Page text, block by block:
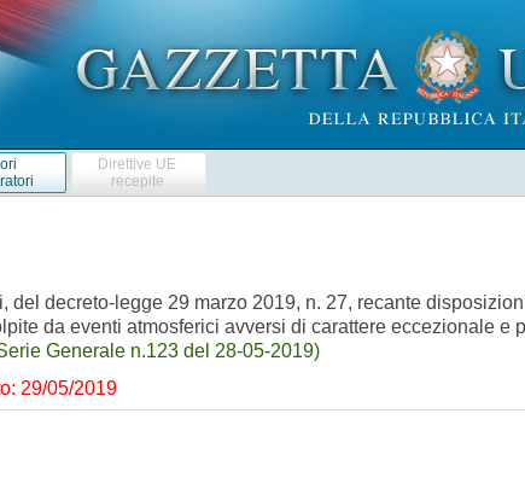
Direttive UE
recepite
decreto-legge 29 marzo 2019, n. 27, recante
da eventi atmosferici avversi di carattere eccezionale e
Generale n.123 del 28-05-2019)
29/05/2019